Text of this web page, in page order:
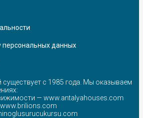
персональных данных
с 1985 года. Мы оказываем
— www.antalyahouses.com
www.brilions.com